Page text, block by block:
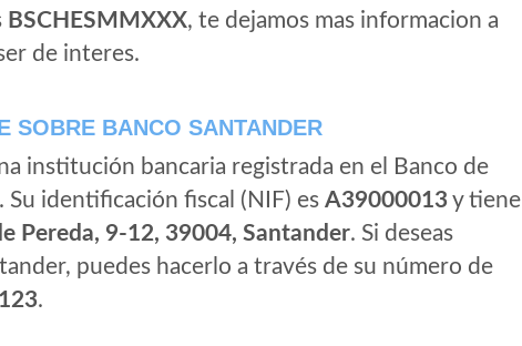
BSCHESMMXXX, te dejamos mas informacion a
de interes.
SOBRE BANCO SANTANDER
institución bancaria registrada en el Banco de
. Su identificación fiscal (NIF) es A39000013y tiene
Pereda, 9-12, 39004, Santander. Si deseas
puedes hacerlo a través de su número de
.